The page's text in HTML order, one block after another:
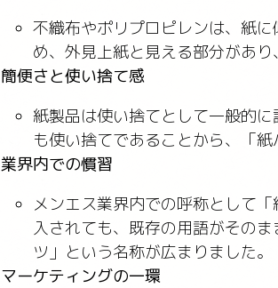
不織布やポリプロピレンは、紙
め、外見上紙と見える部分があ
簡便さと使い捨て感
紙製品は使い捨てとして一般的
も使い捨てであることから、「
業界内での慣習
メンエス業界内での呼称として
入されても、既存の用語がその
ツ」という名称が広まりました。
マーケティングの一環